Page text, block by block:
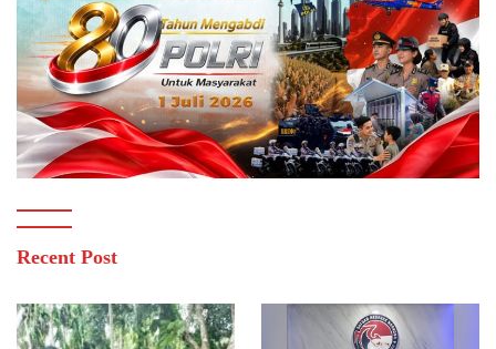
Recent Post